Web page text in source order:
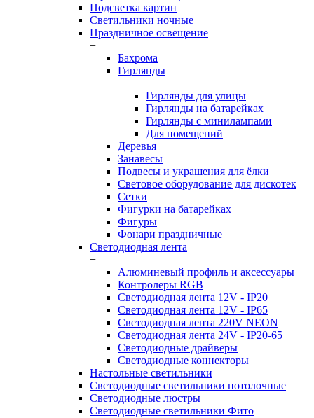
Подсветка картин
Светильники ночные
Праздничное освещение
+
Бахрома
Гирлянды
+
Гирлянды для улицы
Гирлянды на батарейках
Гирлянды с минилампами
Для помещений
Деревья
Занавесы
Подвесы и украшения для ёлки
Световое оборудование для дискотек
Сетки
Фигурки на батарейках
Фигуры
Фонари праздничные
Светодиодная лента
+
Алюминевый профиль и аксессуары
Контролеры RGB
Светодиодная лента 12V - IP20
Светодиодная лента 12V - IP65
Светодиодная лента 220V NEON
Светодиодная лента 24V - IP20-65
Светодиодные драйверы
Светодиодные коннекторы
Настольные светильники
Светодиодные светильники потолочные
Светодиодные люстры
Светодиодные светильники Фито